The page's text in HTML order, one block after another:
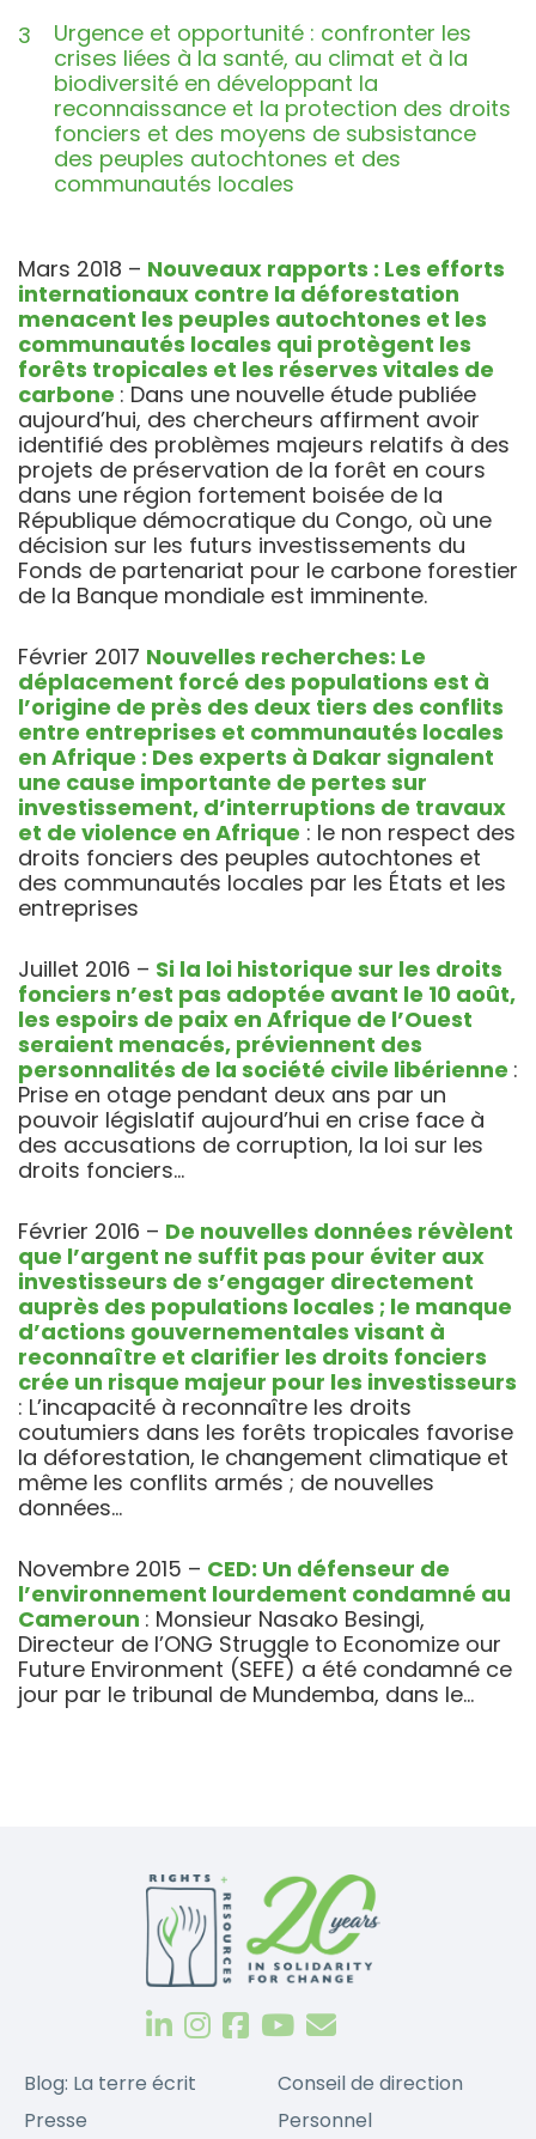
Urgence et opportunité : confronter les
crises liées à la santé, au climat et à la
biodiversité en développant la
reconnaissance et la protection des droits
fonciers et des moyens de subsistance
des peuples autochtones et des
communautés locales
Mars 2018 – Nouveaux rapports : Les efforts
internationaux contre la déforestation
menacent les peuples autochtones et les
communautés locales qui protègent les
forêts tropicales et les réserves vitales de
carbone : Dans une nouvelle étude publiée
aujourd’hui, des chercheurs affirment avoir
identifié des problèmes majeurs relatifs à des
projets de préservation de la forêt en cours
dans une région fortement boisée de la
République démocratique du Congo, où une
décision sur les futurs investissements du
Fonds de partenariat pour le carbone forestier
de la Banque mondiale est imminente.
Février 2017 Nouvelles recherches: Le
déplacement forcé des populations est à
l’origine de près des deux tiers des conflits
entre entreprises et communautés locales
en Afrique : Des experts à Dakar signalent
une cause importante de pertes sur
investissement, d’interruptions de travaux
et de violence en Afrique : le non respect des
droits fonciers des peuples autochtones et
des communautés locales par les États et les
entreprises
Juillet 2016 – Si la loi historique sur les droits
fonciers n’est pas adoptée avant le 10 août,
les espoirs de paix en Afrique de l’Ouest
seraient menacés, préviennent des
personnalités de la société civile libérienne :
Prise en otage pendant deux ans par un
pouvoir législatif aujourd’hui en crise face à
des accusations de corruption, la loi sur les
droits fonciers…
Février 2016 – De nouvelles données révèlent
que l’argent ne suffit pas pour éviter aux
investisseurs de s’engager directement
auprès des populations locales ; le manque
d’actions gouvernementales visant à
reconnaître et clarifier les droits fonciers
crée un risque majeur pour les investisseurs
: L’incapacité à reconnaître les droits
coutumiers dans les forêts tropicales favorise
la déforestation, le changement climatique et
même les conflits armés ; de nouvelles
données…
Novembre 2015 – CED: Un défenseur de
l’environnement lourdement condamné au
Cameroun : Monsieur Nasako Besingi,
Directeur de l’ONG Struggle to Economize our
Future Environment (SEFE) a été condamné ce
jour par le tribunal de Mundemba, dans le…
Blog: La terre écrit
Presse
Conseil de direction
Personnel